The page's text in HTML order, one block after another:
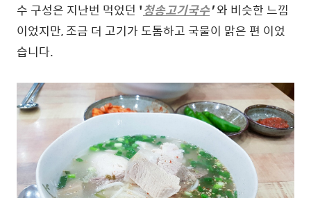
수 구성은 지난번 먹었던 '청송고기국수'와 비슷한 느낌
이었지만, 조금 더 고기가 도톰하고 국물이 맑은 편 이었
습니다.